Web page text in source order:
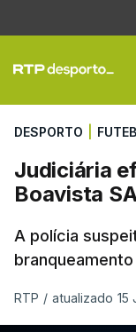
DESPORTO
Judiciária
Boavista
A polícia
RTP / atualizado 15